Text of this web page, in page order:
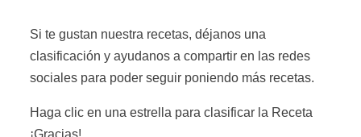
Si te gustan nuestra recetas, déjanos una
clasificación y ayudanos a compartir en las redes
sociales para poder seguir poniendo más recetas.
Haga clic en una estrella para clasificar la Receta
¡Gracias!